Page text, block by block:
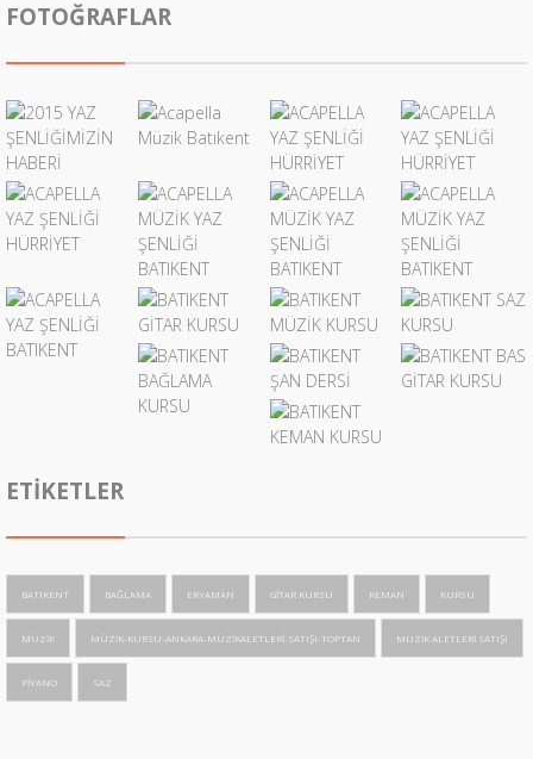
FOTOĞRAFLAR
ETIKETLER
BATIKENT BAĞLAMA ERYAMAN GITAR KURSU KEMAN KURSU
MÜZIK MÜZIK-KURSU-ANKARA-MÜZIKALETLERI-SATIŞI-TOPTAN MÜZIK ALETLERI SATIŞI
PIYANO SAZ